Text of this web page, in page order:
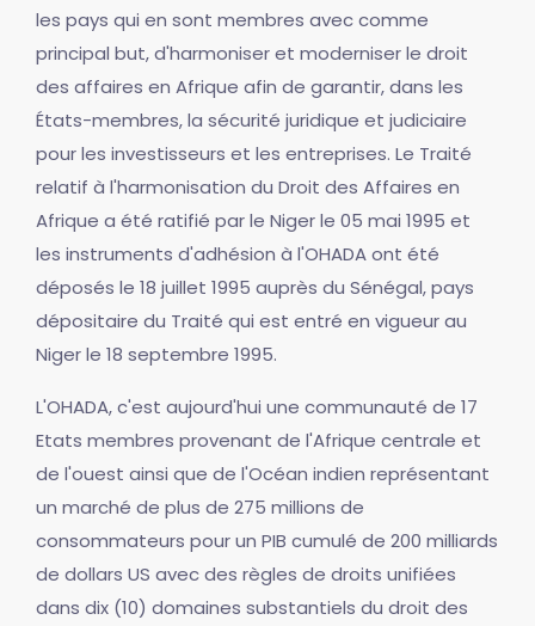
les pays qui en sont membres avec comme
principal but, d'harmoniser et moderniser le droit
des affaires en Afrique afin de garantir, dans les
États-membres, la sécurité juridique et judiciaire
pour les investisseurs et les entreprises. Le Traité
relatif à l'harmonisation du Droit des Affaires en
Afrique a été ratifié par le Niger le 05 mai 1995 et
les instruments d'adhésion à l'OHADA ont été
déposés le 18 juillet 1995 auprès du Sénégal, pays
dépositaire du Traité qui est entré en vigueur au
Niger le 18 septembre 1995.
L'OHADA, c'est aujourd'hui une communauté de 17
Etats membres provenant de l'Afrique centrale et
de l'ouest ainsi que de l'Océan indien représentant
un marché de plus de 275 millions de
consommateurs pour un PIB cumulé de 200 milliards
de dollars US avec des règles de droits unifiées
dans dix (10) domaines substantiels du droit des